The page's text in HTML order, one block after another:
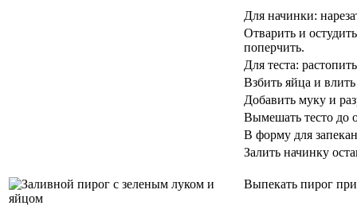
Для начинки:
Отварить и
поперчить.
Для теста:
Взбить яйца и
Добавить муку и
Вымешать тесто до
В форму для
Залить начинку
Выпекать пирог